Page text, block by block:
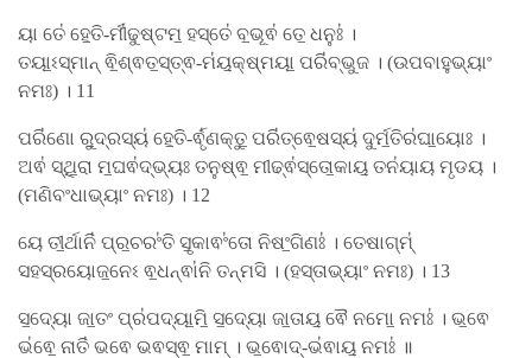
ୟା ତେ॑ ହେ॒ତି-ର୍ମୀ॑ଢୁଷ୍ଟମ॒ ହସ୍ତେ॑ ବ॒ଭୂଵ॑ ତେ॒ ଧନୁଃ॑ ।
ତୟା॒ଽସ୍ମାନ୍ ଵି॒ଶ୍ଵତ॒ସ୍ତ୍ଵ-ମ॑ୟ॒କ୍ଷ୍ମୟା॒ ପରି॑ବ୍ଭୁଜ । (ଉପବାହୁଭ୍ୟାଂ
ନମଃ) । 11
ପରି॑ଣୋ ରୁ॒ଦ୍ରସ୍ୟ॑ ହେ॒ତି-ର୍ଵୃ॑ଣକ୍ତୁ॒ ପରି॑ତ୍ଵେ॒ଷସ୍ୟ॑ ଦୁର୍ମ॒ତିର॑ଘା॒ୟୋଃ ।
ଅଵ॑ ସ୍ଥି॒ରା ମ॒ଘଵ॑ଦ୍ଭ୍ୟଃ ତନୁଷ୍ଵ॒ ମୀଢ୍ଵ॑ସ୍ତୋ॒କାୟ॒ ତନ॑ୟାୟ ମୃଡୟ ।
(ମଣିବଂଧାଭ୍ୟାଂ ନମଃ) । 12
ୟେ ତୀ॒ର୍ଥାନି॑ ପ୍ର॒ଚରଂ॑ତି ସୃ॒କାଵଂ॑ତୋ ନିଷଂ॒ଗିଣଃ॑ । ତେଷାଗ୍​ମ୍॑
ସହସ୍ରୟୋଜ॒ନେଽ ଵ॒ଧନ୍ଵା॑ନି ତନ୍ମସି । (ହସ୍ତାଭ୍ୟାଂ ନମଃ) । 13
ସ॒ଦ୍ୟୋ ଜା॒ତଂ ପ୍ର॑ପଦ୍ୟା॒ମି॒ ସ॒ଦ୍ୟୋ ଜା॒ତାୟ॒ ଵୈ ନମୋ॒ ନମଃ॑ । ଭ॒ଵେ
ଭ॑ଵେ॒ ନାତି॑ ଭଵେ ଭଵସ୍ଵ॒ ମାମ୍ । ଭ॒ଵୋଦ୍-ଭ॑ଵାୟ॒ ନମଃ॑ ॥